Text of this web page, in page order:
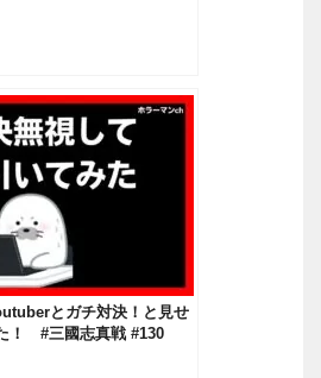
とガチ対決！と見せ
！ #三國志真戦 #130